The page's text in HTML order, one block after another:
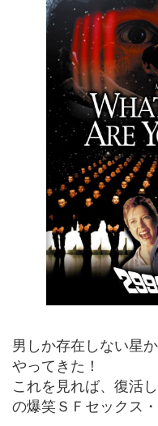
男しか存在しない星
やってきた！
これを見れば、復活
の爆笑ＳＦセックス